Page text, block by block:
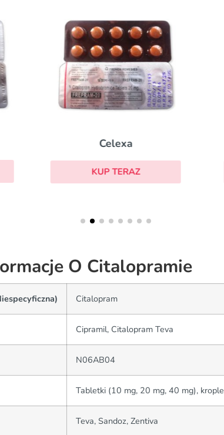
Celexa
KUP TERAZ
O Citalopramie
Citalopram
Cipramil, Citalopram Teva
N06AB04
Tabletki (10 mg, 20 mg, 40 mg), krople
Teva, Sandoz, Zentiva